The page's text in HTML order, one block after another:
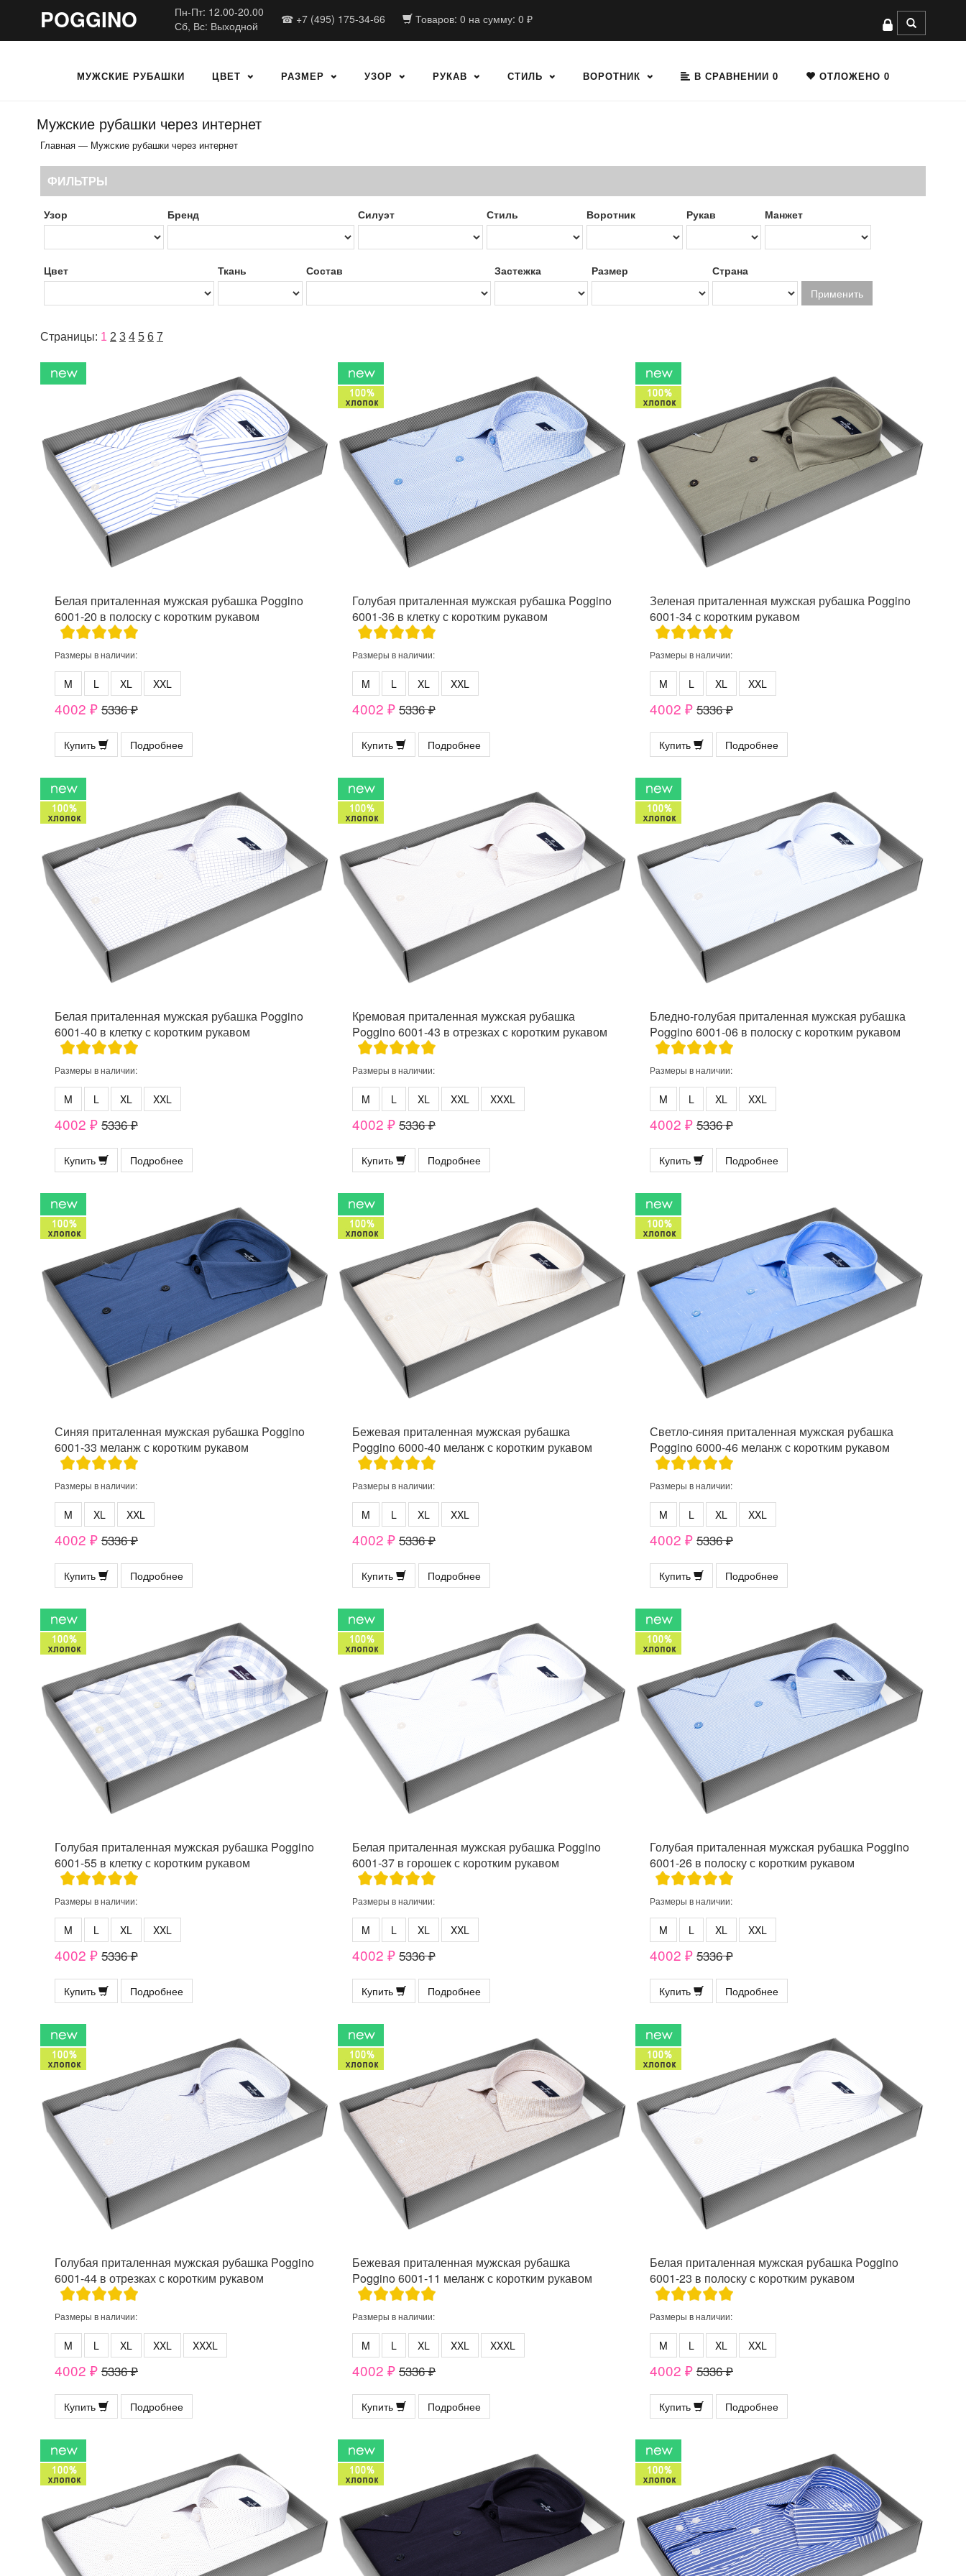
POGGINO
Пн-Пт: 12.00-20.00
Сб, Вс: Выходной
☎ +7 (495) 175-34-66 Товаров: 0 на сумму: 0 ₽
МУЖСКИЕ РУБАШКИ ЦВЕТ РАЗМЕР УЗОР РУКАВ СТИЛЬ ВОРОТНИК В СРАВНЕНИИ 0 ОТЛОЖЕНО 0
Мужские рубашки через интернет
Главная — Мужские рубашки через интернет
ФИЛЬТРЫ
Узор Бренд Силуэт Стиль Воротник Рукав Манжет
Цвет Ткань Состав Застежка Размер Страна
Страницы: 1 2 3 4 5 6 7
Белая приталенная мужская рубашка Poggino
6001-20 в полоску с коротким рукавом
Размеры в наличии:
M L XL XXL
4002 ₽ 5336 ₽
Купить Подробнее
Голубая приталенная мужская рубашка Poggino
6001-36 в клетку с коротким рукавом
Размеры в наличии:
M L XL XXL
4002 ₽ 5336 ₽
Купить Подробнее
Зеленая приталенная мужская рубашка Poggino
6001-34 с коротким рукавом
Размеры в наличии:
M L XL XXL
4002 ₽ 5336 ₽
Купить Подробнее
Белая приталенная мужская рубашка Poggino
6001-40 в клетку с коротким рукавом
Размеры в наличии:
M L XL XXL
4002 ₽ 5336 ₽
Купить Подробнее
Кремовая приталенная мужская рубашка
Poggino 6001-43 в отрезках с коротким рукавом
Размеры в наличии:
M L XL XXL XXXL
4002 ₽ 5336 ₽
Купить Подробнее
Бледно-голубая приталенная мужская рубашка
Poggino 6001-06 в полоску с коротким рукавом
Размеры в наличии:
M L XL XXL
4002 ₽ 5336 ₽
Купить Подробнее
Синяя приталенная мужская рубашка Poggino
6001-33 меланж с коротким рукавом
Размеры в наличии:
M XL XXL
4002 ₽ 5336 ₽
Купить Подробнее
Бежевая приталенная мужская рубашка
Poggino 6000-40 меланж с коротким рукавом
Размеры в наличии:
M L XL XXL
4002 ₽ 5336 ₽
Купить Подробнее
Светло-синяя приталенная мужская рубашка
Poggino 6000-46 меланж с коротким рукавом
Размеры в наличии:
M L XL XXL
4002 ₽ 5336 ₽
Купить Подробнее
Голубая приталенная мужская рубашка Poggino
6001-55 в клетку с коротким рукавом
Размеры в наличии:
M L XL XXL
4002 ₽ 5336 ₽
Купить Подробнее
Белая приталенная мужская рубашка Poggino
6001-37 в горошек с коротким рукавом
Размеры в наличии:
M L XL XXL
4002 ₽ 5336 ₽
Купить Подробнее
Голубая приталенная мужская рубашка Poggino
6001-26 в полоску с коротким рукавом
Размеры в наличии:
M L XL XXL
4002 ₽ 5336 ₽
Купить Подробнее
Голубая приталенная мужская рубашка Poggino
6001-44 в отрезках с коротким рукавом
Размеры в наличии:
M L XL XXL XXXL
4002 ₽ 5336 ₽
Купить Подробнее
Бежевая приталенная мужская рубашка
Poggino 6001-11 меланж с коротким рукавом
Размеры в наличии:
M L XL XXL XXXL
4002 ₽ 5336 ₽
Купить Подробнее
Белая приталенная мужская рубашка Poggino
6001-23 в полоску с коротким рукавом
Размеры в наличии:
M L XL XXL
4002 ₽ 5336 ₽
Купить Подробнее